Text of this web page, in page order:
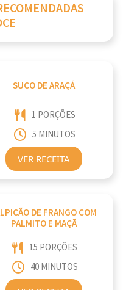
SUCO DE ARAÇÁ
1 PORÇÕES
5 MINUTOS
VER RECEITA
DE FRANGO COM
PALMITO E MAÇÃ
15 PORÇÕES
40 MINUTOS